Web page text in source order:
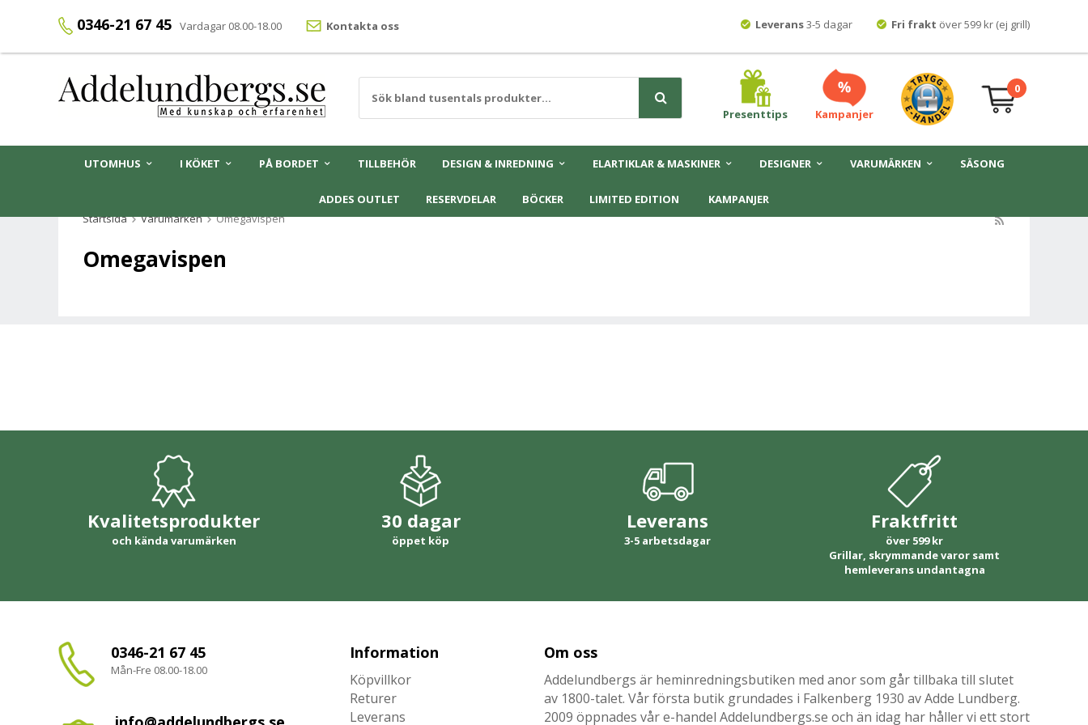
0346-21 67 45 Vardagar 08.00-18.00 Kontakta oss Leverans3-5 dagar Fri frakt över 599 kr (ej grill)
Presenttips Kampanjer
0
UTOMHUS I KÖKET PÅ BORDET TILLBEHÖR DESIGN & INREDNING ELARTIKLAR & MASKINER DESIGNER VARUMÄRKEN SÄSONG
ADDES OUTLET RESERVDELAR BÖCKER LIMITED EDITION
KAMPANJER
Startsida
Varumärken Omegavispen
Omegavispen
Kvalitetsprodukter
och kända varumärken
30 dagar
öppet köp
Leverans
3-5 arbetsdagar
Fraktfritt
över 599 kr
Grillar, skrymmande varor samt
hemleverans undantagna
0346-21 67 45
Mån-Fre 08.00-18.00
Information
Köpvillkor
Returer
Leverans
Om oss
Addelundbergs är heminredningsbutiken med anor som går tillbaka till slutet
av 1800-talet. Vår första butik grundades i Falkenberg 1930 av Adde Lundberg.
2009 öppnades vår e-handel Addelundbergs.se och än idag har håller vi ett stort